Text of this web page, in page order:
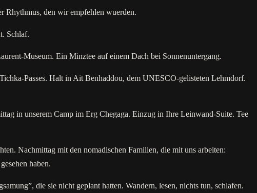
Rhythmus, den wir empfehlen wuerden.
Schlaf.
Museum. Ein Minztee auf einem Dach bei Sonnenuntergang.
Passes. Halt in Ait Benhaddou, dem UNESCO-gelisteten Lehmdorf.
in unserem Camp im Erg Chegaga. Einzug in Ihre Leinwand-Suite. Tee
Nachmittag mit den nomadischen Familien, die mit uns arbeiten:
haben.
die sie nicht geplant hatten. Wandern, lesen, nichts tun, schlafen.